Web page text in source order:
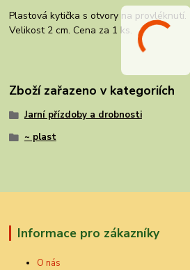
Plastová kytička s otvory na provléknutí.
Velikost 2 cm. Cena za 1 ks.
Zboží zařazeno v kategoriích
Jarní přízdoby a drobnosti
~ plast
Informace pro zákazníky
O nás